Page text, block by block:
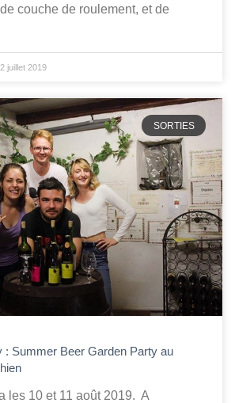
couche de roulement, et de
juillet 2019
SORTIES
: Summer Beer Garden Party au
les 10 et 11 août 2019. A